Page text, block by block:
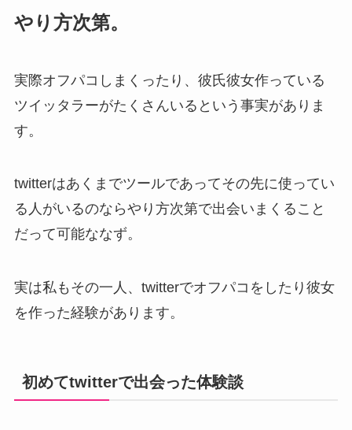
やり方次第。
実際オフパコしまくったり、彼氏彼女作っている
ツイッタラーがたくさんいるという事実がありま
す。
twitterはあくまでツールであってその先に使ってい
る人がいるのならやり方次第で出会いまくること
だって可能ななず。
実は私もその一人、twitterでオフパコをしたり彼女
を作った経験があります。
初めてtwitterで出会った体験談